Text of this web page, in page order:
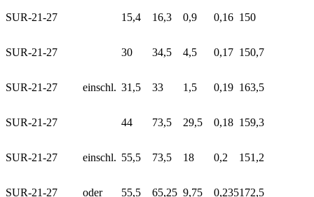
SUR-21-27 15,4 16,3 0,9 0,16 150
SUR-21-27 30 34,5 4,5 0,17 150,7
SUR-21-27 einschl. 31,5 33 1,5 0,19 163,5
SUR-21-27 44 73,5 29,5 0,18 159,3
SUR-21-27 einschl. 55,5 73,5 18 0,2 151,2
SUR-21-27 oder 55,5 65,25 9,75 0,235172,5